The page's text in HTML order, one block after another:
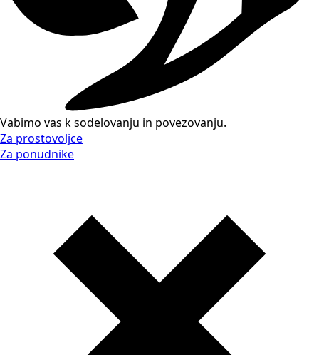
Vabimo vas k sodelovanju in povezovanju.
Za prostovoljce
Za ponudnike